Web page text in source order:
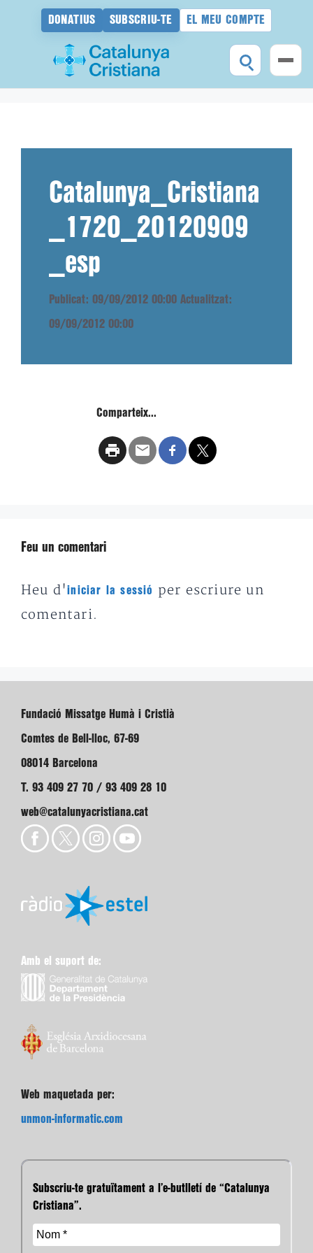
DONATIUS SUBSCRIU-TE EL MEU COMPTE
Catalunya_Cristiana
_1720_20120909
_esp
Publicat: 09/09/2012 00:00 Actualitzat:
09/09/2012 00:00
Comparteix...
Feu un comentari
Heu d'iniciar la sessió
per escriure un
comentari.
Fundació Missatge Humà i Cristià
Comtes de Bell-lloc, 67-69
08014 Barcelona
T. 93 409 27 70 / 93 409 28 10
web@catalunyacristiana.cat
Amb el suport de:
Web maquetada per:
unmon-informatic.com
Subscriu-te gratuïtament a l’e-butlletí de “Catalunya
Cristiana”.